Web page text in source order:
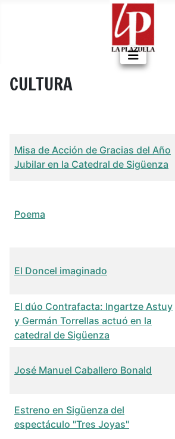
CULTURA
Título Fecha de publicación Autor
Misa de Acción de Gracias del Año
Jubilar en la Catedral de Sigüenza
Poema
El Doncel imaginado
El dúo Contrafacta: Ingartze Astuy
y Germán Torrellas actuó en la
catedral de Sigüenza
José Manuel Caballero Bonald
Estreno en Sigüenza del
espectáculo "Tres Joyas"